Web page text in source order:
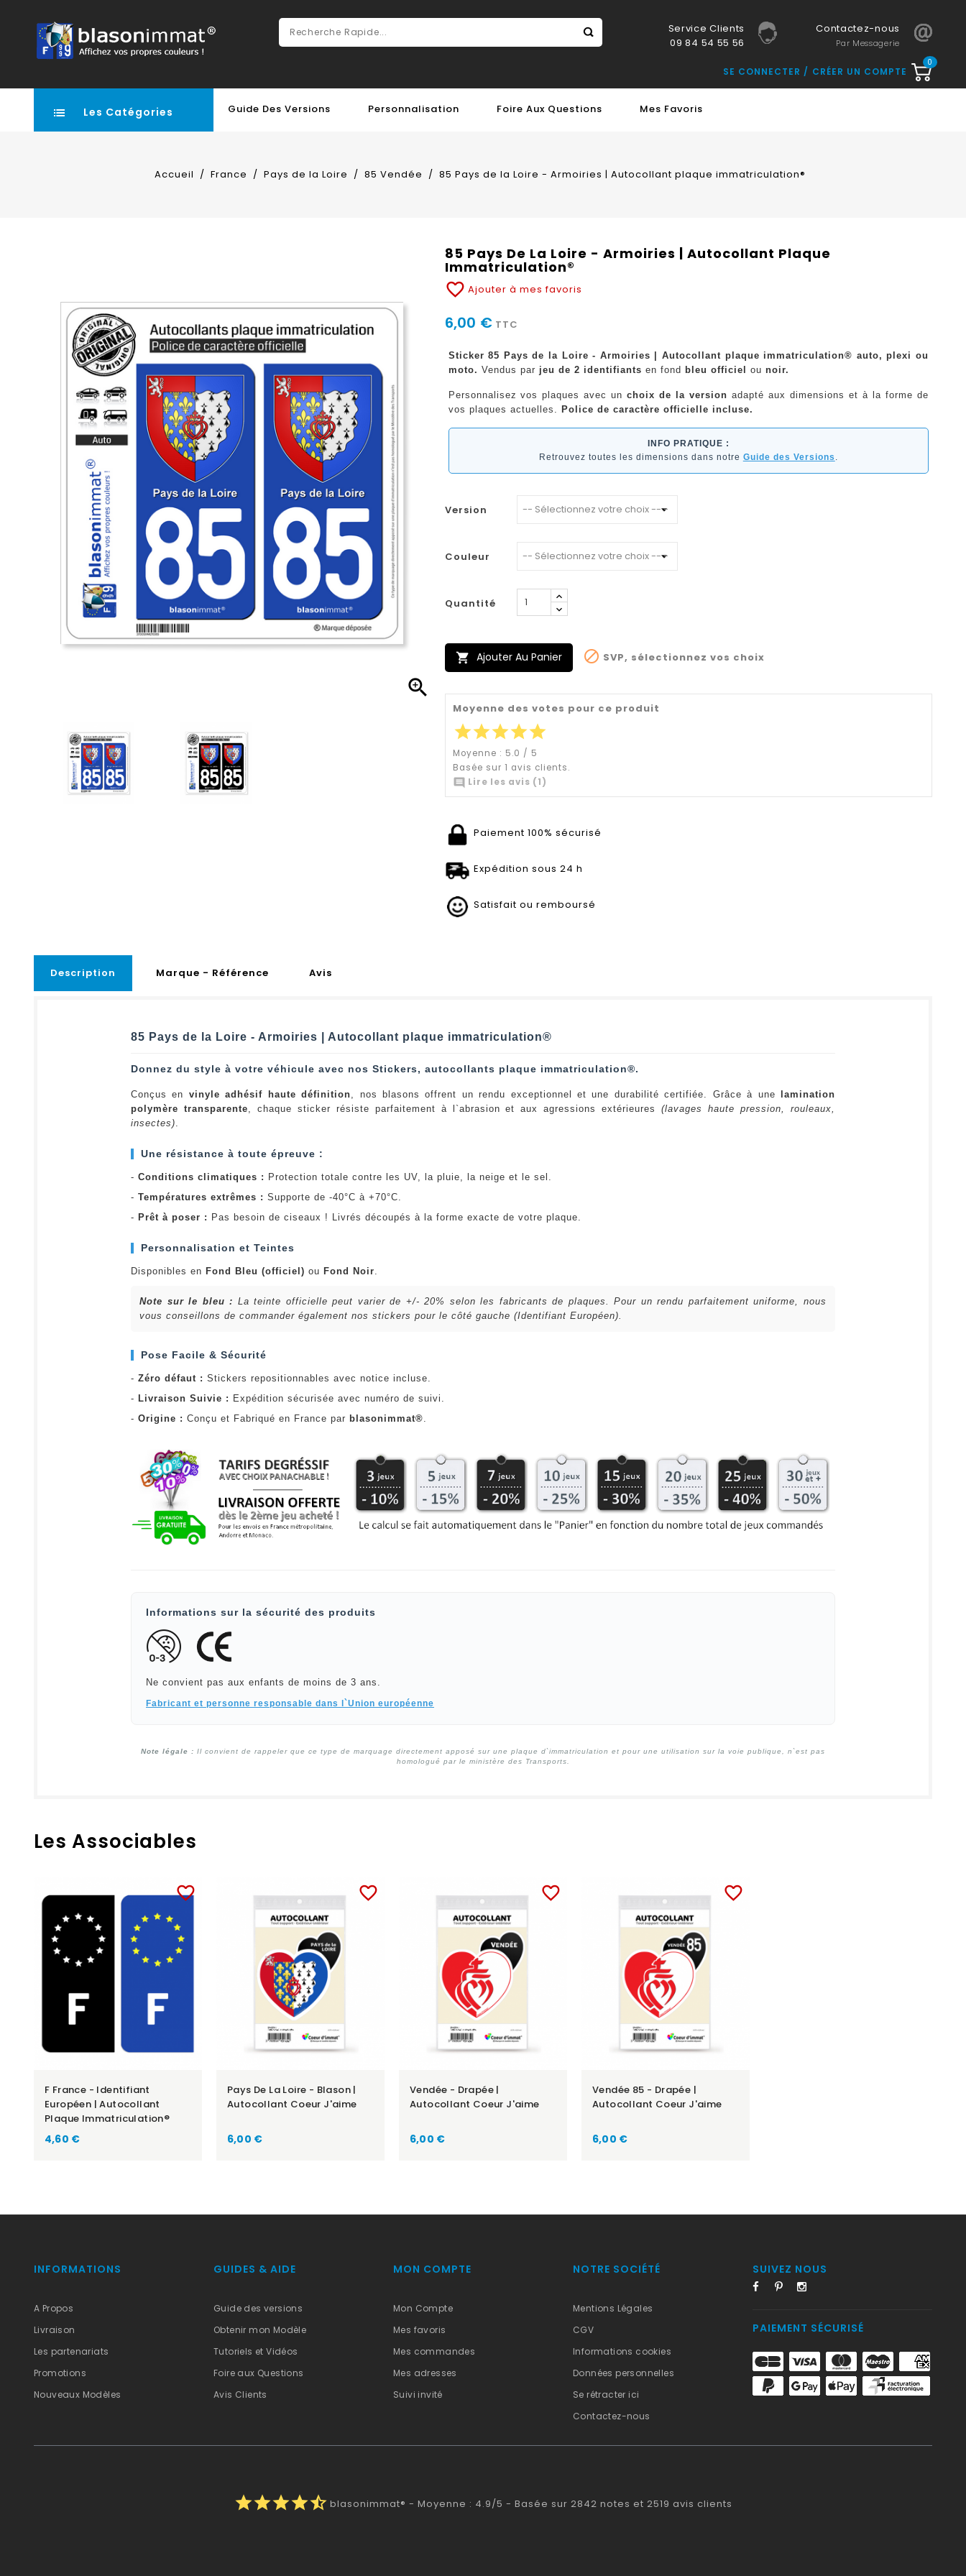
Service Clients
09 84 54 55 56
Contactez-nous
Par Messagerie
0
SE CONNECTER CRÉER UN COMPTE
Les Catégories Guide Des Versions Personnalisation Foire Aux Questions Mes Favoris
Accueil France Pays de la Loire 85 Vendée 85 Pays de la Loire - Armoiries | Autocollant plaque immatriculation®

85 Pays De La Loire - Armoiries | Autocollant Plaque
Immatriculation®
favorite_border Ajouter à mes favoris
6,00 € TTC
Sticker 85 Pays de la Loire - Armoiries | Autocollant plaque immatriculation® auto, plexi ou
moto. Vendus par jeu de 2 identifiants en fond bleu officiel ou noir.
Personnalisez vos plaques avec unchoix de la version adapté aux dimensions et à la forme de
vos plaques actuelles.
Police de caractère officielle incluse.
INFO PRATIQUE :
Retrouvez toutes les dimensions dans notre Guide des Versions
Version
Couleur
Quantité
 Ajouter Au Panier  SVP, sélectionnez vos choix
Moyenne des votes pour ce produit
starstarstarstarstar
Moyenne : 5.0 / 5
Basée sur 1 avis clients.
 Lire les avis (1)
Paiement 100% sécurisé
Expédition sous 24 h
Satisfait ou remboursé
Description Marque - Référence Avis
85 Pays de la Loire - Armoiries | Autocollant plaque immatriculation®
Donnez du style à votre véhicule avec nos Stickers, autocollants plaque immatriculation®.
Conçus en vinyle adhésif haute définition , nos blasons offrent un rendu exceptionnel et une durabilité certifiée. Grâce à une
lamination
polymère transparente , chaque sticker résiste parfaitement à l`abrasion et aux agressions extérieures(lavages haute pression, rouleaux,
insectes)
Une résistance à toute épreuve :
- Conditions climatiques : Protection totale contre les UV, la pluie, la neige et le sel.
- Températures extrêmes : Supporte de -40°C à +70°C.
- Prêt à poser : Pas besoin de ciseaux ! Livrés découpés à la forme exacte de votre plaque.
Personnalisation et Teintes
Disponibles en Fond Bleu (officiel) ou Fond Noir
Note sur le bleu : La teinte officielle peut varier de +/- 20% selon les fabricants de plaques. Pour un rendu parfaitement uniforme, nous
vous conseillons de commander également nos stickers pour le côté gauche (Identifiant Européen).
Pose Facile & Sécurité
- Zéro défaut : Stickers repositionnables avec notice incluse.
- Livraison Suivie : Expédition sécurisée avec numéro de suivi.
- Origine : Conçu et Fabriqué en France par blasonimmat®
Informations sur la sécurité des produits
Ne convient pas aux enfants de moins de 3 ans.
Fabricant et personne responsable dans l`Union européenne
Note légale : Il convient de rappeler que ce type de marquage directement apposé sur une plaque d`immatriculation et pour une utilisation sur la voie publique, n`est pas
homologué par le ministère des Transports.
Les Associables
favorite_border
F France - Identifiant
Européen | Autocollant
Plaque Immatriculation®
Prix
4,60 €
favorite_border
Pays De La Loire - Blason |
Autocollant Coeur J'aime
Prix
6,00 €
favorite_border
Vendée - Drapée |
Autocollant Coeur J'aime
Prix
6,00 €
favorite_border
Vendée 85 - Drapée |
Autocollant Coeur J'aime
Prix
6,00 €
INFORMATIONS
A Propos
Livraison
Les partenariats
Promotions
Nouveaux Modèles
GUIDES & AIDE
Guide des versions
Obtenir mon Modèle
Tutoriels et Vidéos
Foire aux Questions
Avis Clients
MON COMPTE
Mon Compte
Mes favoris
Mes commandes
Mes adresses
Suivi invité
NOTRE SOCIÉTÉ
Mentions Légales
CGV
Informations cookies
Données personnelles
Se rétracter ici
Contactez-nous
SUIVEZ NOUS
PAIEMENT SÉCURISÉ
starstarstarstarstar_half blasonimmat® - Moyenne : 4.9/5 - Basée sur 2842 notes et 2519 avis clients